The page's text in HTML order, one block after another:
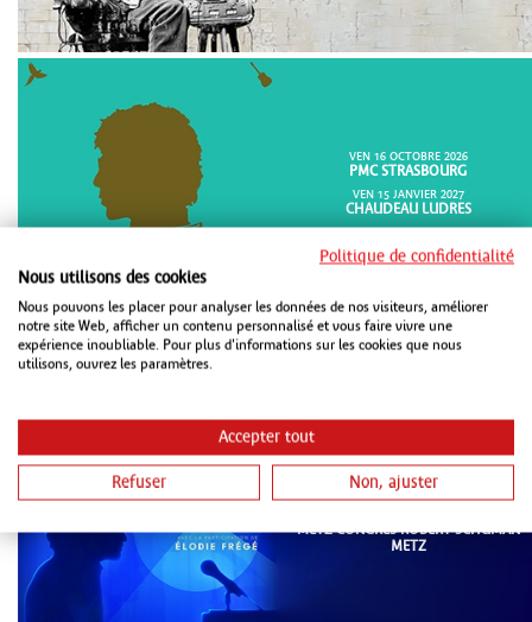
VEN 16 OCTOBRE 2026
PMC STRASBOURG
VEN 15 JANVIER 2027
CHAUDEAU LUDRES
METZ CONGRÈS ROBERT SCHUMAN
METZ
METZ CONGRÈS ROBERT SCHUMAN
METZ
Politique de confidentialité
Nous utilisons des cookies
Nous pouvons les placer pour analyser les données de nos visiteurs, améliorer
notre site Web, afficher un contenu personnalisé et vous faire vivre une
expérience inoubliable. Pour plus d'informations sur les cookies que nous
utilisons, ouvrez les paramètres.
Accepter tout
Refuser Non, ajuster